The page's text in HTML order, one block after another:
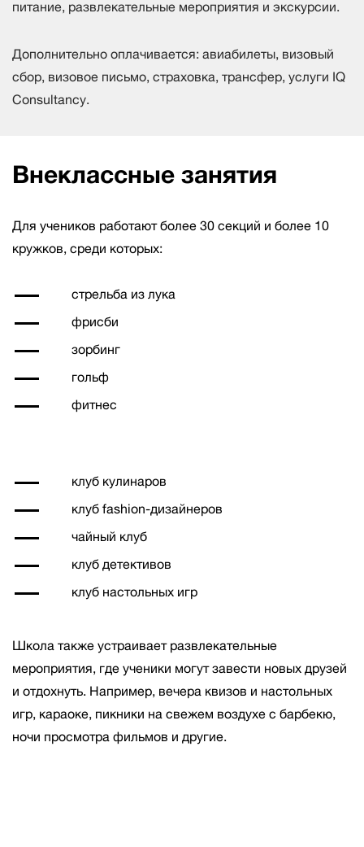
питание, развлекательные мероприятия и экскурсии.
Дополнительно оплачивается: авиабилеты, визовый
сбор, визовое письмо, страховка, трансфер, услуги IQ
Consultancy.
Внеклассные занятия
Для учеников работают более 30 секций и более 10
кружков, среди которых:
стрельба из лука
фрисби
зорбинг
гольф
фитнес
клуб кулинаров
клуб fashion-дизайнеров
чайный клуб
клуб детективов
клуб настольных игр
Школа также устраивает развлекательные
мероприятия, где ученики могут завести новых друзей
и отдохнуть. Например, вечера квизов и настольных
игр, караоке, пикники на свежем воздухе с барбекю,
ночи просмотра фильмов и другие.